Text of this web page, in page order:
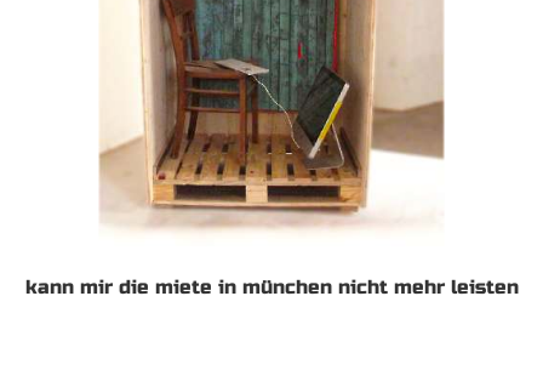
kann mir die miete in münchen nicht mehr leisten